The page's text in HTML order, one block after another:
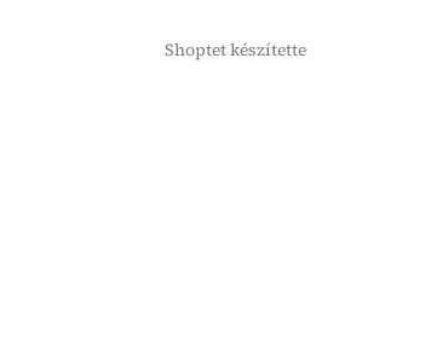
Shoptet készítette